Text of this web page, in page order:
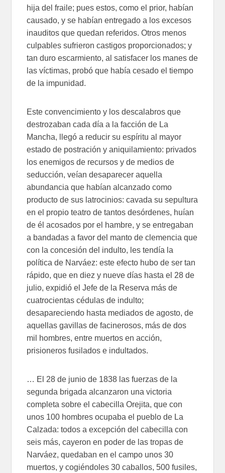
hija del fraile; pues estos, como el prior, habían
causado, y se habían entregado a los excesos
inauditos que quedan referidos. Otros menos
culpables sufrieron castigos proporcionados; y
tan duro escarmiento, al satisfacer los manes de
las víctimas, probó que había cesado el tiempo
de la impunidad.
Este convencimiento y los descalabros que
destrozaban cada día a la facción de La
Mancha, llegó a reducir su espíritu al mayor
estado de postración y aniquilamiento: privados
los enemigos de recursos y de medios de
seducción, veían desaparecer aquella
abundancia que habían alcanzado como
producto de sus latrocinios: cavada su sepultura
en el propio teatro de tantos desórdenes, huían
de él acosados por el hambre, y se entregaban
a bandadas a favor del manto de clemencia que
con la concesión del indulto, les tendía la
política de Narváez: este efecto hubo de ser tan
rápido, que en diez y nueve días hasta el 28 de
julio, expidió el Jefe de la Reserva más de
cuatrocientas cédulas de indulto;
desapareciendo hasta mediados de agosto, de
aquellas gavillas de facinerosos, más de dos
mil hombres, entre muertos en acción,
prisioneros fusilados e indultados.
… El 28 de junio de 1838 las fuerzas de la
segunda brigada alcanzaron una victoria
completa sobre el cabecilla Orejita, que con
unos 100 hombres ocupaba el pueblo de La
Calzada: todos a excepción del cabecilla con
seis más, cayeron en poder de las tropas de
Narváez, quedaban en el campo unos 30
muertos, y cogiéndoles 30 caballos, 500 fusiles,